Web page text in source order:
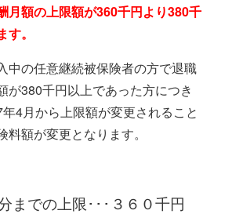
月額の上限額が360千円より380千
。
中の任意継続被保険者の方で退職
が380千円以上であった方につき
4月から上限額が変更されること
料額が変更となります。
までの上限･･･３６０千円